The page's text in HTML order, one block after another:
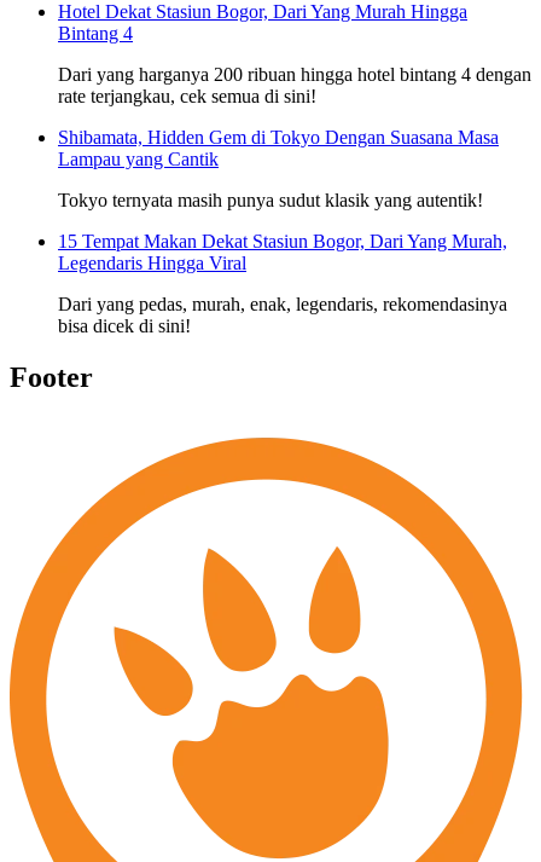
Hotel Dekat Stasiun Bogor, Dari Yang Murah Hingga
Bintang 4
Dari yang harganya 200 ribuan hingga hotel bintang 4 dengan
rate terjangkau, cek semua di sini!
Shibamata, Hidden Gem di Tokyo Dengan Suasana Masa
Lampau yang Cantik
Tokyo ternyata masih punya sudut klasik yang autentik!
15 Tempat Makan Dekat Stasiun Bogor, Dari Yang Murah,
Legendaris Hingga Viral
Dari yang pedas, murah, enak, legendaris, rekomendasinya
bisa dicek di sini!
Footer